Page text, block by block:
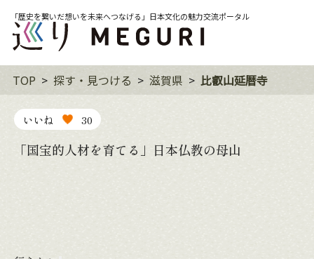
「歴史を繋いだ想いを未来へつなげる」日本文化の魅力交流ポータル
TOP 探す・見つける 滋賀県 比叡山延暦寺
「国宝的人材を育てる」日本仏教の母山
いいね 30